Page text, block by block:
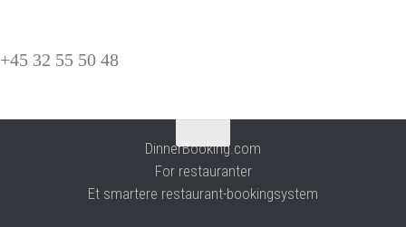
+45 32 55 50 48
DinnerBooking.com
For restauranter
Et smartere restaurant-bookingsystem